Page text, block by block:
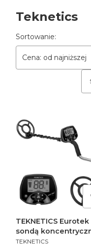
Teknetics
Lista
Sortowanie:
Cena: od najniższej
TEKNETICS
sondą
- Wykrywacz metali
PRODUCENT
TEKNETICS